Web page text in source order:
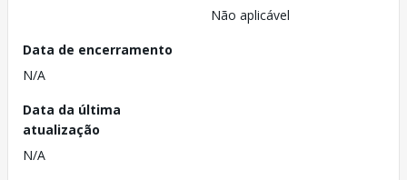
Não aplicável
Data de encerramento
N/A
Data da última
atualização
N/A